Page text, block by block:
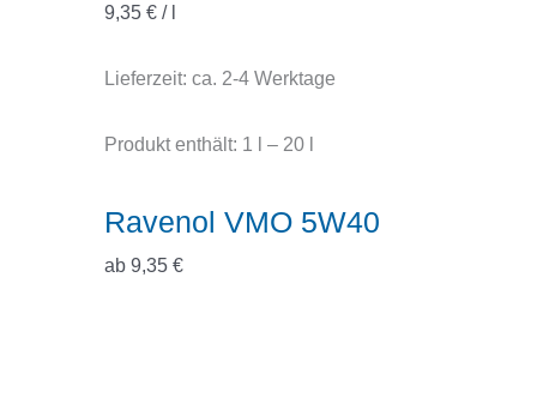
9,35 €/
Lieferzeit: ca. 2-4 Werktage
Produkt enthält: 1 – 20
Ravenol VMO 5W40
ab 9,35 €